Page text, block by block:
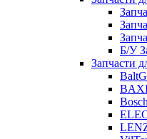
Б/У
Запчасти
Bosch